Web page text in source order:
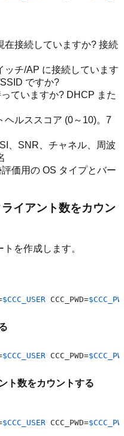
在接続していますか? 接続
ッチ/AP に接続しています
ですか?
ていますか? DHCP また
ヘルススコア (0～10)。7
、SNR、チャネル、周波
価用の OS タイプとバー
イアント数をカウン
を作成します。
$CCC_USER CCC_PWD=
$CCC_USER CCC_PWD=
ト数をカウントする
$CCC_USER CCC_PWD=